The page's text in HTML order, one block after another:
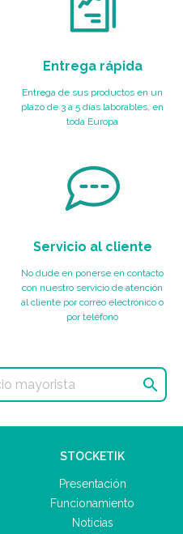
Entrega rápida
Entrega de sus productos en un
plazo de 3 a 5 días laborables, en
toda Europa
Servicio al cliente
No dude en ponerse en contacto
con nuestro servicio de atención
al cliente por correo electrónico o
por teléfono

STOCKETIK
Presentación
Funcionamiento
Noticias